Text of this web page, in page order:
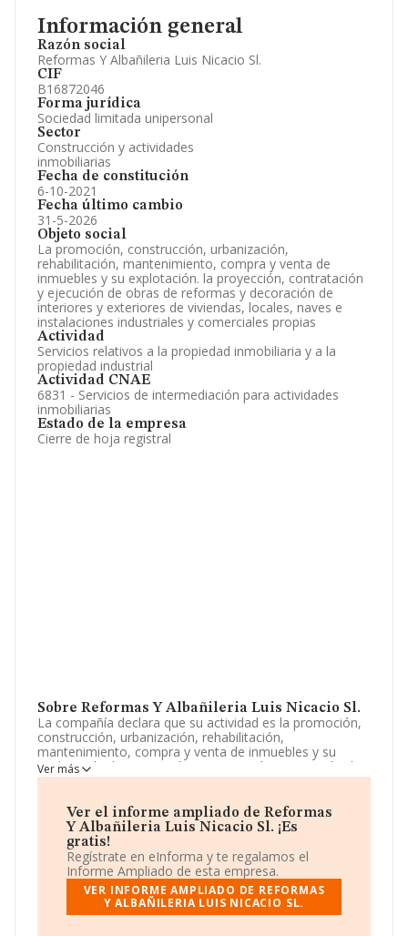
Información general
Razón social
Reformas Y Albañileria Luis Nicacio Sl.
CIF
B16872046
Forma jurídica
Sociedad limitada unipersonal
Sector
Construcción y actividades
inmobiliarias
Fecha de constitución
6-10-2021
Fecha último cambio
31-5-2026
Objeto social
La promoción, construcción, urbanización,
rehabilitación, mantenimiento, compra y venta de
inmuebles y su explotación. la proyección, contratación
y ejecución de obras de reformas y decoración de
interiores y exteriores de viviendas, locales, naves e
instalaciones industriales y comerciales propias
Actividad
Servicios relativos a la propiedad inmobiliaria y a la
propiedad industrial
Actividad CNAE
6831 - Servicios de intermediación para actividades
inmobiliarias
Estado de la empresa
Cierre de hoja registral
Sobre Reformas Y Albañileria Luis Nicacio Sl.
La compañía declara que su actividad es la promoción,
construcción, urbanización, rehabilitación,
mantenimiento, compra y venta de inmuebles y su
explotación. la proyección, contratación y ejecución de
obras de reformas y decoración de interiores y
industriales y comerciales propias. La empresa aparece
inscrita en el Registro Mercantil como Sociedad
Limitada. Su actividad CNAE es 'Agentes de la propiedad
inmobiliaria' con código 6831. La sociedad no tiene
actividad en mercados exteriores.
La empresa españolaReformas y Albañileria Luis
Nicacio S.L, NIF B16872046, tiene domicilio fiscal en
Ver más
Ver el informe ampliado de Reformas
Y Albañileria Luis Nicacio Sl. ¡Es
gratis!
Regístrate en eInforma y te regalamos el
Informe Ampliado de esta empresa.
VER INFORME AMPLIADO DE REFORMAS
Y ALBAÑILERIA LUIS NICACIO SL.
Información oficial y registral complementaria.